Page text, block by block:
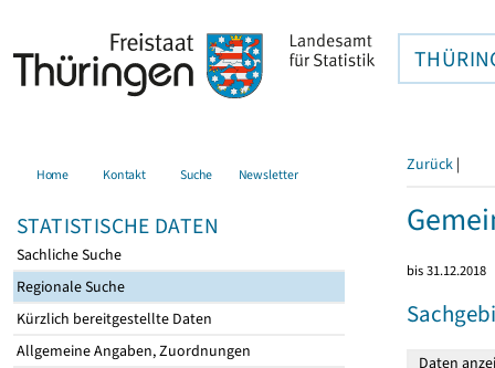
Home Kontakt Suche Newsletter
STATISTISCHE DATEN
Sachliche Suche
Regionale Suche
Kürzlich bereitgestellte Daten
Allgemeine Angaben, Zuordnungen
Zurück |
bis 31.12.2018